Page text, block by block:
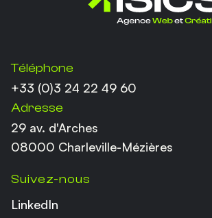
Coordonnées
Téléphone
+33 (0)3 24 22 49 60
Adresse
29 av. d'Arches
08000 Charleville-Mézières
Suivez-nous
LinkedIn